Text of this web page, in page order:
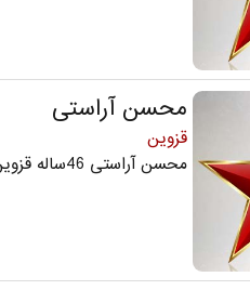
محسن آراستی
قزوین
محسن آراستی 46ساله قزوین